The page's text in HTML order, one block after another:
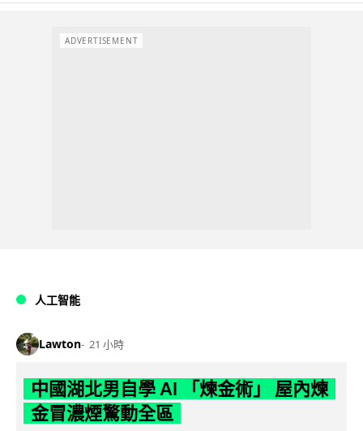
ADVERTISEMENT
人工智能
Lawton 21 小時
中國湖北男自學 AI 「煉金術」 屋內煉
金冒濃煙驚動全區